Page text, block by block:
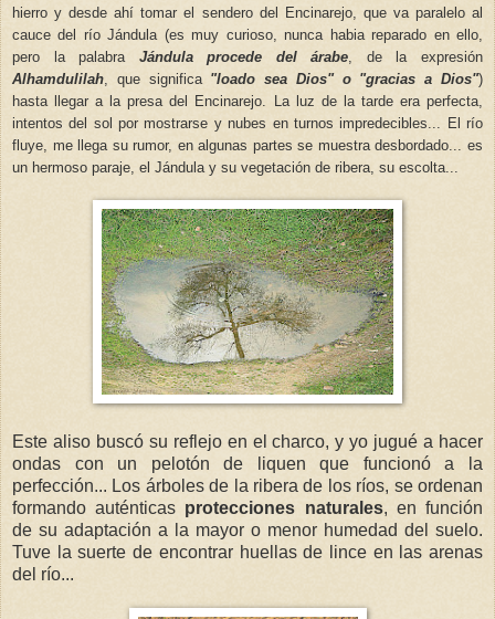
hierro y desde ahí tomar el sendero del Encinarejo, que va paralelo al
cauce del río Jándula (es muy curioso, nunca habia reparado en ello,
pero la palabra Jándula procede del árabe , de la expresión
Alhamdulilah , que significa "loado sea Dios" o "gracias a Dios")
hasta llegar a la presa del Encinarejo. La luz de la tarde era perfecta,
intentos del sol por mostrarse y nubes en turnos impredecibles... El río
fluye, me llega su rumor, en algunas partes se muestra desbordado... es
un hermoso paraje, el Jándula y su vegetación de ribera, su escolta...
Este aliso buscó su reflejo en el charco, y yo jugué a hacer
ondas con un pelotón de liquen que funcionó a la
perfección... Los árboles de la ribera de los ríos, se ordenan
formando auténticas protecciones naturales, en función
de su adaptación a la mayor o menor humedad del suelo.
Tuve la suerte de encontrar huellas de lince en las arenas
del río...